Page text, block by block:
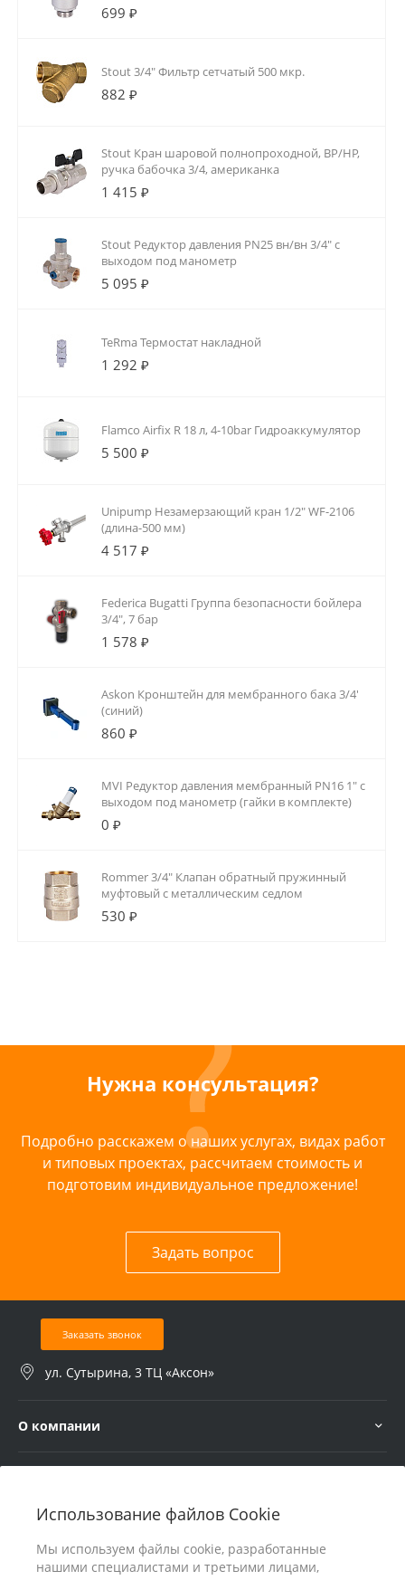
Использование файлов Cookie
Мы используем файлы cookie, разработанные
нашими специалистами и третьими лицами,
699 ₽
Stout 3/4" Фильтр сетчатый 500 мкр.
882 ₽
Stout Кран шаровой полнопроходной, ВР/НР,
ручка бабочка 3/4, американка
1 415 ₽
Stout Редуктор давления PN25 вн/вн 3/4" с
выходом под манометр
5 095 ₽
TeRma Термостат накладной
1 292 ₽
Flamco Airfix R 18 л, 4-10bar Гидроаккумулятор
5 500 ₽
Unipump Незамерзающий кран 1/2" WF-2106
(длина-500 мм)
4 517 ₽
Federica Bugatti Группа безопасности бойлера
3/4", 7 бар
1 578 ₽
Askon Кронштейн для мембранного бака 3/4'
(синий)
860 ₽
MVI Редуктор давления мембранный PN16 1" с
выходом под манометр (гайки в комплекте)
0 ₽
Rommer 3/4" Клапан обратный пружинный
муфтовый с металлическим седлом
530 ₽
Нужна консультация?
Подробно расскажем о наших услугах, видах работ
и типовых проектах, рассчитаем стоимость и
подготовим индивидуальное предложение!
Задать вопрос
Заказать звонок
ул. Сутырина, 3 ТЦ «Аксон»
О компании